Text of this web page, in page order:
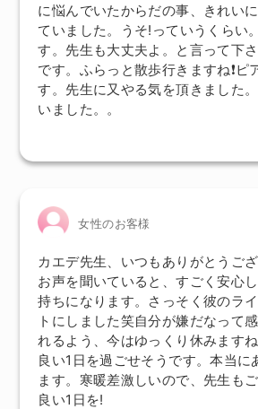
に悩んでいたからだの事、きれい
ていました。うそ!っていうくらい
す。先生も大丈夫よ。と言って下
です。ふらっと散歩行きますね❗ピ
す。先生に又やる気を頂きました
いました。。
女性のお客様
カエデ先生、いつもありがとうご
お声を聞いていると、すごく安心
持ちになります。さっそく彼のラ
トにしました笑自分が嫌だなって
れるよう、今はゆっくり休みます
良い1日を過ごせそうです。本当に
ます。寒暖差激しいので、先生も
良い1日を!